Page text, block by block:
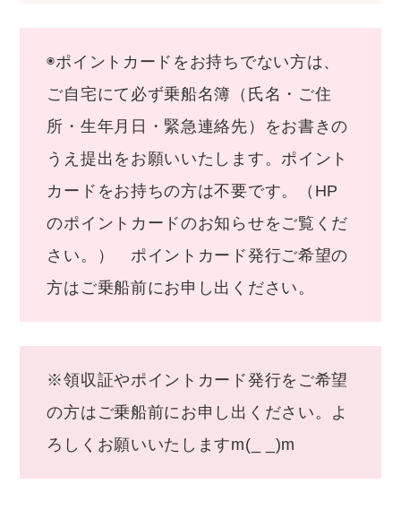
◉ポイントカードをお持ちでない方は、
ご自宅にて必ず乗船名簿（氏名・ご住
所・生年月日・緊急連絡先）をお書きの
うえ提出をお願いいたします。ポイント
カードをお持ちの方は不要です。（HP
のポイントカードのお知らせをご覧くだ
さい。） ポイントカード発行ご希望の
方はご乗船前にお申し出ください。
※領収証やポイントカード発行をご希望
の方はご乗船前にお申し出ください。よ
ろしくお願いいたしますm(_ _)m